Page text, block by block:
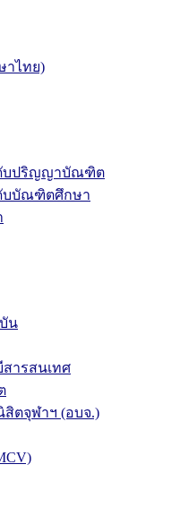
าไทย)
บปริญญาบัณฑิต
บบัณฑิตศึกษา
น
ารสนเทศ
ตจุฬาฯ (อบจ.)